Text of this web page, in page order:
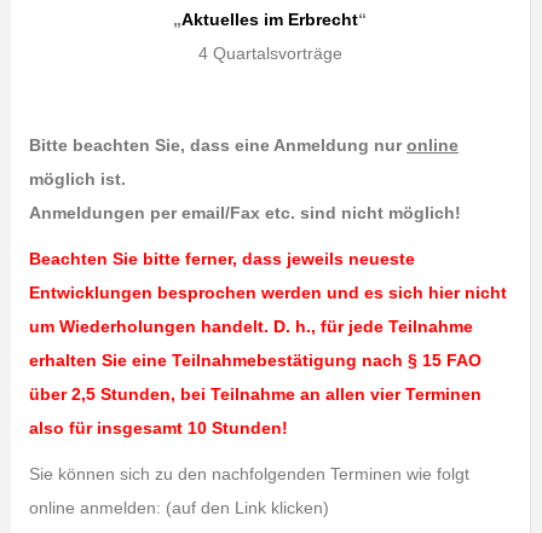
„Aktuelles im Erbrecht“
4 Quartalsvorträge
Bitte beachten Sie, dass eine Anmeldung nuronline
möglich ist.
Anmeldungen per email/Fax etc. sind nicht möglich!
Beachten Sie bitte ferner, dass jeweils neueste
Entwicklungen besprochen werden und es sich hier nicht
um Wiederholungen handelt. D. h., für jede Teilnahme
erhalten Sie eine Teilnahmebestätigung nach § 15 FAO
über 2,5 Stunden, bei Teilnahme an allen vier Terminen
also für insgesamt 10 Stunden!
Sie können sich zu den nachfolgenden Terminen wie folgt
online anmelden: (auf den Link klicken)